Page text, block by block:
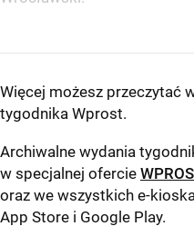
Więcej możesz przeczytać
tygodnika Wprost.
Archiwalne wydania
w specjalnej ofercie
oraz we wszystkich e-
App Store i Google Play.